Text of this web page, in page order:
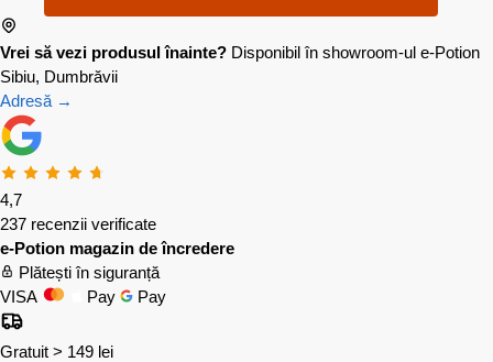
Vrei să vezi produsul înainte? Disponibil în showroom-ul e-Potion
Sibiu, Dumbrăvii
Adresă →
4,7
237 recenzii verificate
e-Potion magazin de încredere
Plătești în siguranță
VISA
Pay Pay
Gratuit > 149 lei